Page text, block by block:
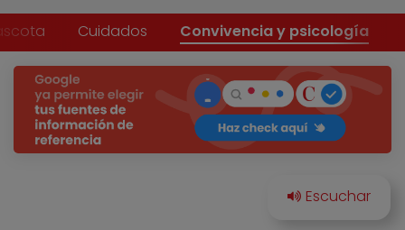
Cuidados Convivencia y psicología